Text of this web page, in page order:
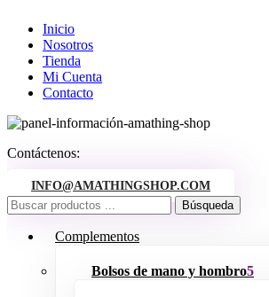
Inicio
Nosotros
Tienda
Mi Cuenta
Contacto
Contáctenos:
INFO@AMATHINGSHOP.COM
Complementos
Bolsos de mano y hombro